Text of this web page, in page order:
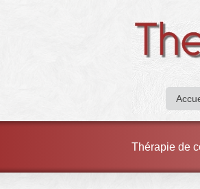
Thérapie de